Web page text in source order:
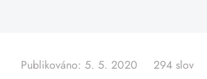
Publikováno: 5. 5. 2020 294 slov